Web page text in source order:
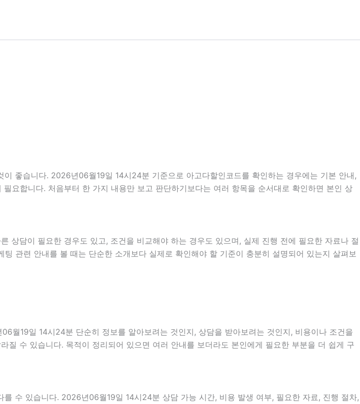
좋습니다. 2026년06월19일 14시24분 기준으로 아고다할인코드를 확인하는 경우에는 기본 안내,
요합니다. 처음부터 한 가지 내용만 보고 판단하기보다는 여러 항목을 순서대로 확인하면 본인 상
상담이 필요한 경우도 있고, 조건을 비교해야 하는 경우도 있으며, 실제 진행 전에 필요한 자료나 절
관련 안내를 볼 때는 단순한 소개보다 실제로 확인해야 할 기준이 충분히 설명되어 있는지 살펴보
월19일 14시24분 단순히 정보를 알아보려는 것인지, 상담을 받아보려는 것인지, 비용이나 조건을
수 있습니다. 목적이 정리되어 있으면 여러 안내를 보더라도 본인에게 필요한 부분을 더 쉽게 구
수 있습니다. 2026년06월19일 14시24분 상담 가능 시간, 비용 발생 여부, 필요한 자료, 진행 절차,